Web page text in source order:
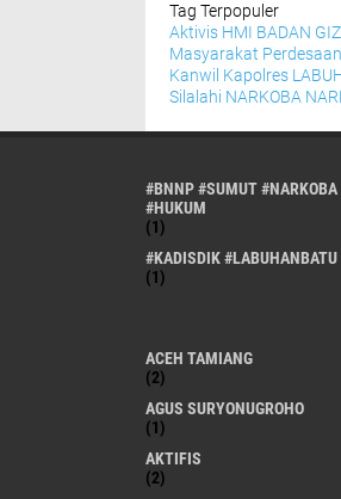
Tag Terpopuler
Aktivis HMI BADAN
Masyarakat Perdesaan
Kanwil Kapolres
Silalahi NARKOBA
#BNNP #SUMUT #NARKOBA
#HUKUM
(1)
#KADISDIK #LABUHANBATU
(1)
ACEH TAMIANG
(2)
AGUS SURYONUGROHO
(1)
AKTIFIS
(2)